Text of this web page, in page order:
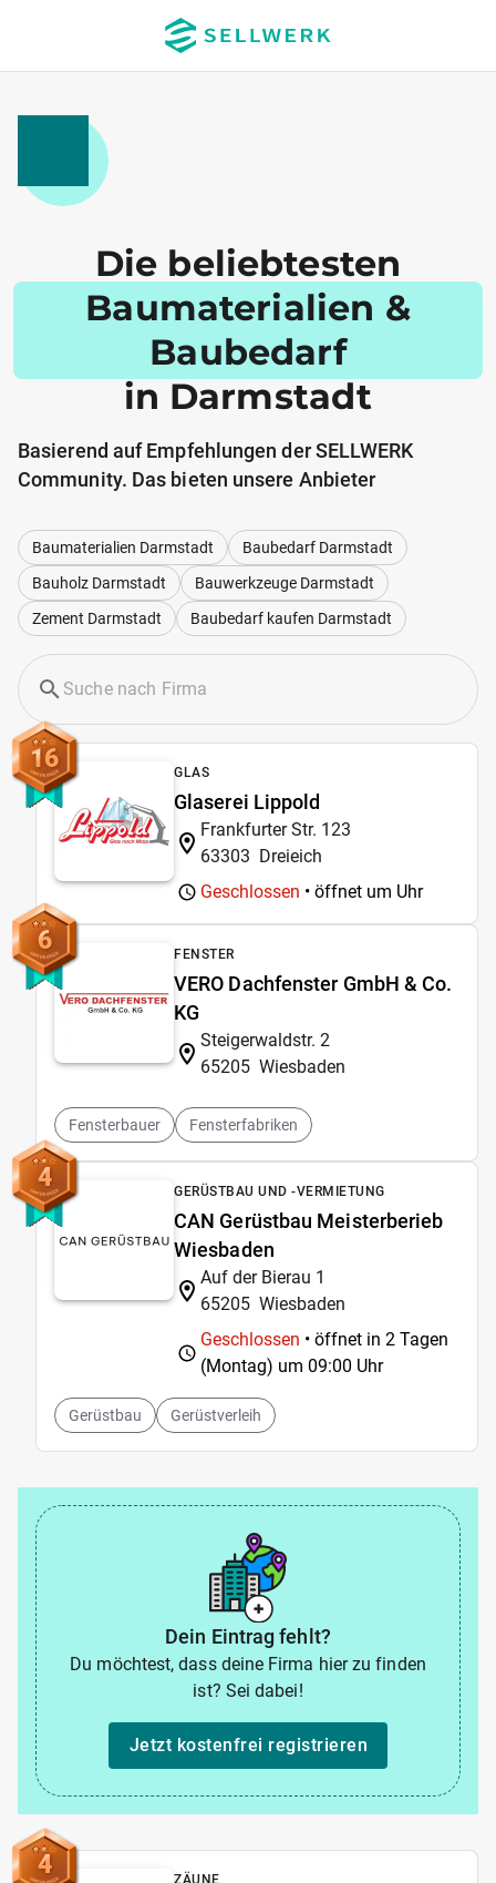
Die beliebtesten
Baumaterialien &
Baubedarf
in Darmstadt
Basierend auf Empfehlungen der SELLWERK
Community. Das bieten unsere Anbieter
Baumaterialien Darmstadt
Baubedarf Darmstadt
Bauholz Darmstadt
Bauwerkzeuge Darmstadt
Zement Darmstadt
Baubedarf kaufen Darmstadt
16 GLAS
Glaserei Lippold
Frankfurter Str. 123
63303 Dreieich
Geschlossen • öffnet um Uhr
6 FENSTER
VERO Dachfenster GmbH & Co.
KG
Steigerwaldstr. 2
65205 Wiesbaden
Fensterbauer Fensterfabriken
4 GERÜSTBAU UND -VERMIETUNG
CAN Gerüstbau Meisterberieb
Wiesbaden
Auf der Bierau 1
65205 Wiesbaden
Geschlossen • öffnet in 2 Tagen
(Montag) um 09:00 Uhr
Gerüstbau Gerüstverleih
Dein Eintrag fehlt?
Du möchtest, dass deine Firma hier zu finden
ist? Sei dabei!
Jetzt kostenfrei registrieren
4 ZÄUNE